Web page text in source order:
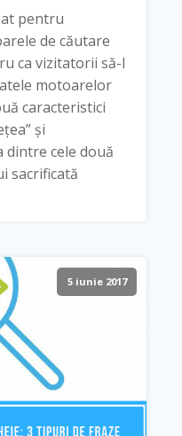
pentru
de căutare
ca vizitatorii să-l
motoarelor
caracteristici
și
cele două
sacrificată
5 iunie 2017